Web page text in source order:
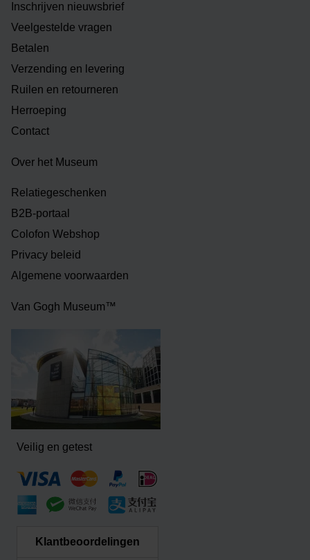
Inschrijven nieuwsbrief
Veelgestelde vragen
Betalen
Verzending en levering
Ruilen en retourneren
Herroeping
Contact
Over het Museum
Relatiegeschenken
B2B-portaal
Colofon Webshop
Privacy beleid
Algemene voorwaarden
Van Gogh Museum™
Veilig en getest